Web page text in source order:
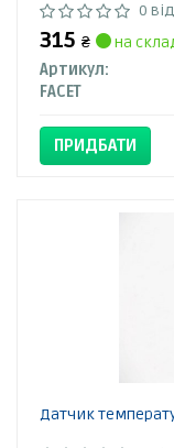
0
315 ₴
на
Артикул:
FACET
ПРИДБАТИ
Датчик